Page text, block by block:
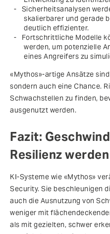
Sicherheitsanalysen
skalierbarer und gerade
deutlich effizienter.
Fortschrittliche Modelle
werden, um potenzielle
eines Angreifers zu
«Mythos»-artige Ansätze
sondern auch eine Chance.
Schwachstellen zu finden,
ausgenutzt werden.
Fazit:
Resilienz
KI-Systeme wie «Mythos»
Security. Sie beschleunigen
auch die Ausnutzung von
weniger mit
als mit gezielten, schwer